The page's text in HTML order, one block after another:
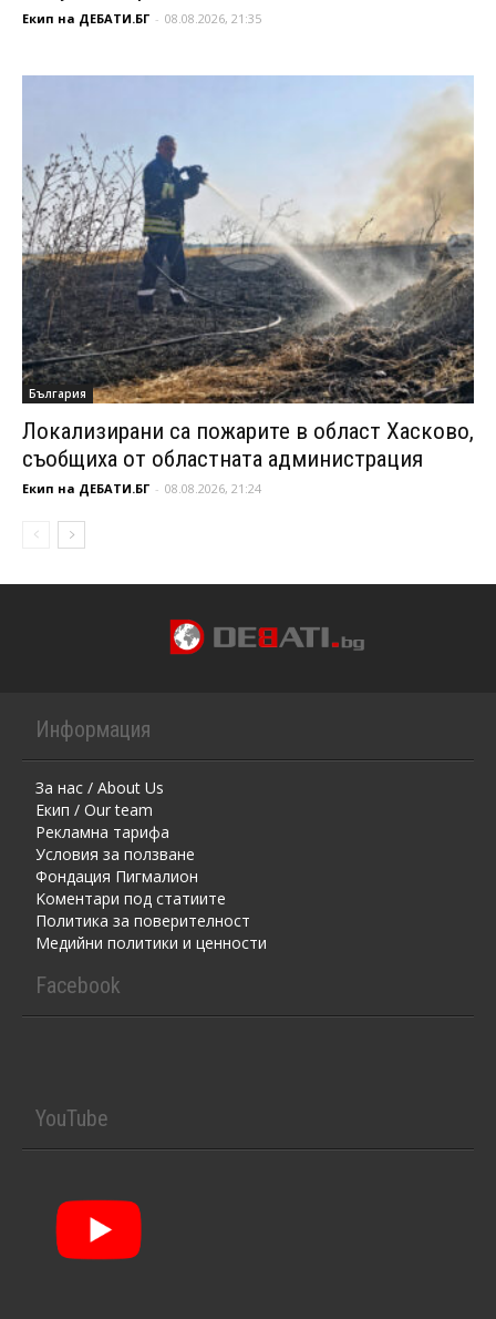
Екип на ДЕБАТИ.БГ - 08.08.2026, 21:35
България
Локализирани са пожарите в област Хасково,
съобщиха от областната администрация
Екип на ДЕБАТИ.БГ - 08.08.2026, 21:24
Информация
За нас / About Us
Екип / Our team
Рекламна тарифа
Условия за ползване
Фондация Пигмалион
Kоментaри под статиите
Политика за поверителност
Медийни политики и ценности
Facebook
YouTube